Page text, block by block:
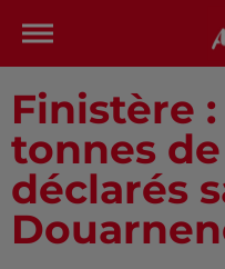
Finistère
tonnes
déclarés